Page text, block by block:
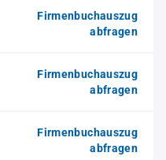
Firmenbuchauszug
abfragen
Firmenbuchauszug
abfragen
Firmenbuchauszug
abfragen